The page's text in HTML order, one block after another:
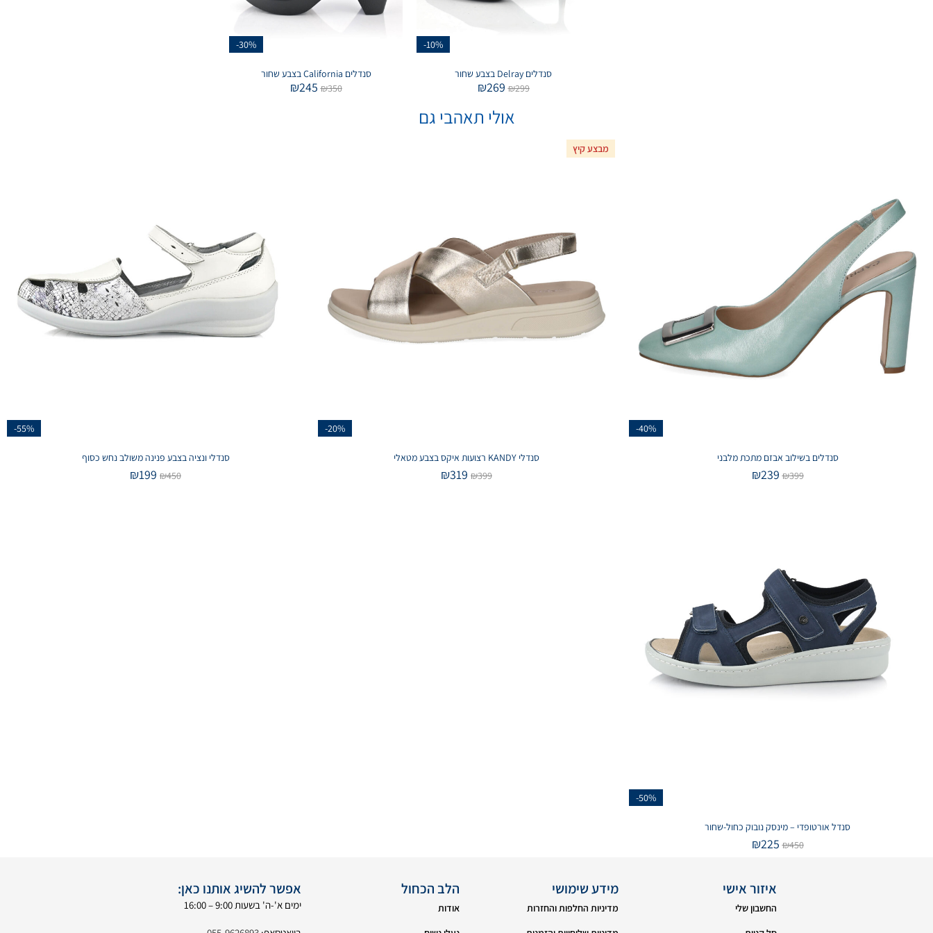
-10%
סנדלים Delray בצבע שחור
₪299
₪269
-30%
סנדלים California בצבע שחור
₪350
₪245
אולי תאהבי גם
-40%
סנדלים בשילוב אבזם מתכת מלבני
₪399
₪239
מבצע קיץ
-20%
סנדלי KANDY רצועות איקס בצבע מטאלי
₪399
₪319
-55%
סנדלי ונציה בצבע פנינה משולב נחש כסוף
₪450
₪199
-50%
סנדל אורטופדי – מינסק נובוק כחול-שחור
₪450
₪225
איזור אישי
החשבון שלי
מידע שימושי
מדיניות החלפות והחזרות
הלב הכחול
אודות
אפשר להשיג אותנו כאן:
ימים א'-ה' בשעות 9:00 – 16:00